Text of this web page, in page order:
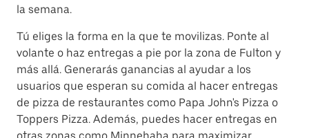
la semana.
Tú eliges la forma en la que te movilizas. Ponte al
volante o haz entregas a pie por la zona de Fulton y
más allá. Generarás ganancias al ayudar a los
usuarios que esperan su comida al hacer entregas
de pizza de restaurantes como Papa John's Pizza o
Toppers Pizza. Además, puedes hacer entregas en